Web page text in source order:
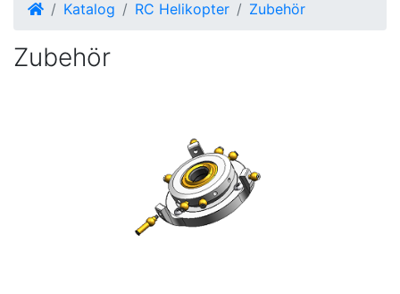
Startseite
Katalog RC Helikopter Zubehör
Zubehör